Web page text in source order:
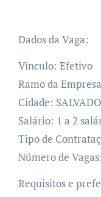
Dados da Vaga:
Vínculo: Efetivo
Ramo da
Cidade:
Salário: 1 a 2
Tipo de
Número de
Requisitos e